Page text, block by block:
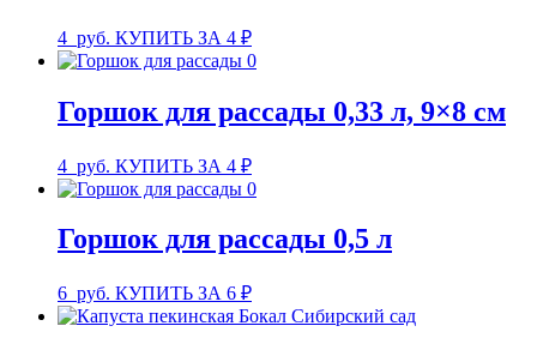
4 руб. КУПИТЬ ЗА 4 ₽
Горшок для рассады 0,33 л, 9×8 см
4 руб. КУПИТЬ ЗА 4 ₽
Горшок для рассады 0,5 л
6 руб. КУПИТЬ ЗА 6 ₽